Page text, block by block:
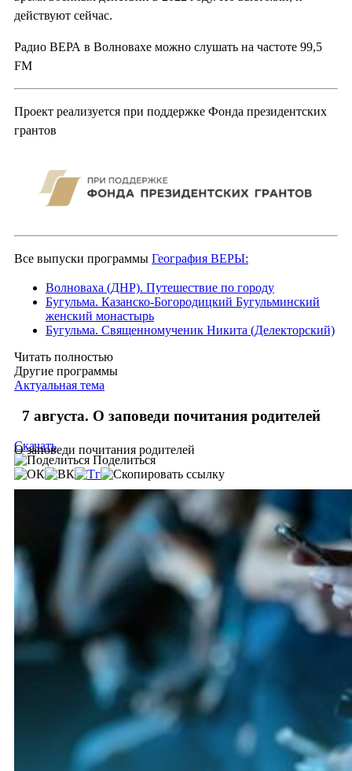
действуют сейчас.
Радио ВЕРА в Волновахе можно слушать на частоте 99,5
FM
Проект реализуется при поддержке Фонда президентских
грантов
Все выпуски программы География ВЕРЫ:
Волноваха (ДНР). Путешествие по городу
Бугульма. Казанско-Богородицкий Бугульминский
женский монастырь
Бугульма. Священномученик Никита (Делекторский)
Читать полностью
Другие программы
Актуальная тема
7 августа. О заповеди почитания родителей
О заповеди почитания родителей
Скачать
Поделиться